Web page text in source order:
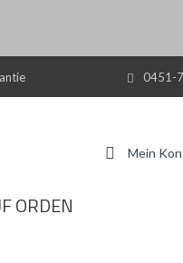
0451-
Mein
ORDEN